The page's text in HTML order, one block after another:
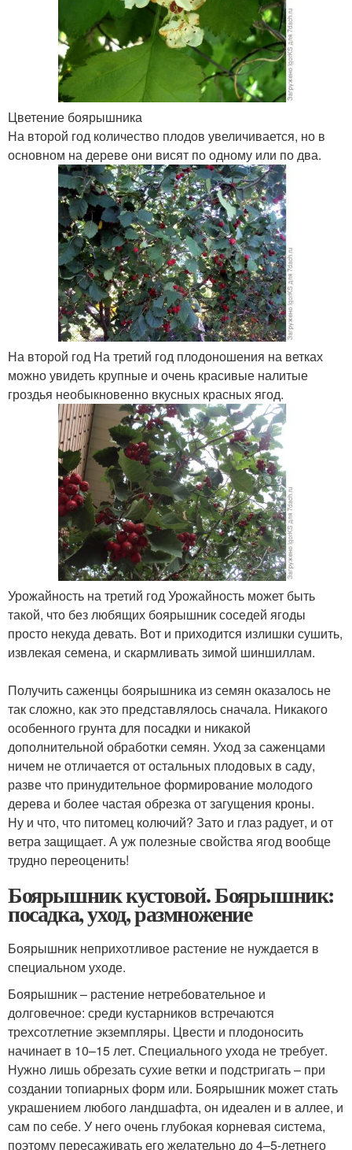
Цветение боярышника
На второй год количество плодов увеличивается, но в
основном на дереве они висят по одному или по два.
На второй год На третий год плодоношения на ветках
можно увидеть крупные и очень красивые налитые
гроздья необыкновенно вкусных красных ягод.
Урожайность на третий год Урожайность может быть
такой, что без любящих боярышник соседей ягоды
просто некуда девать. Вот и приходится излишки сушить,
извлекая семена, и скармливать зимой шиншиллам.
Получить саженцы боярышника из семян оказалось не
так сложно, как это представлялось сначала. Никакого
особенного грунта для посадки и никакой
дополнительной обработки семян. Уход за саженцами
ничем не отличается от остальных плодовых в саду,
разве что принудительное формирование молодого
дерева и более частая обрезка от загущения кроны.
Ну и что, что питомец колючий? Зато и глаз радует, и от
ветра защищает. А уж полезные свойства ягод вообще
трудно переоценить!
Боярышник кустовой. Боярышник:
посадка, уход, размножение
Боярышник неприхотливое растение не нуждается в
специальном уходе.
Боярышник – растение нетребовательное и
долговечное: среди кустарников встречаются
трехсотлетние экземпляры. Цвести и плодоносить
начинает в 10–15 лет. Специального ухода не требует.
Нужно лишь обрезать сухие ветки и подстригать – при
создании топиарных форм или. Боярышник может стать
украшением любого ландшафта, он идеален и в аллее, и
сам по себе. У него очень глубокая корневая система,
поэтому пересаживать его желательно до 4–5-летнего